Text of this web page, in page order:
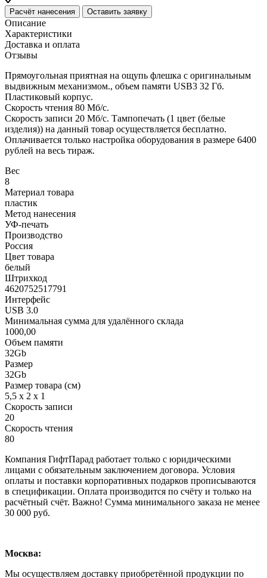
Расчёт нанесения Оставить заявку
Описание
Характеристики
Доставка и оплата
Отзывы
Прямоугольная приятная на ощупь флешка с оригинальным
выдвижным механизмом., объем памяти USB3 32 Гб.
Пластиковый корпус.
Скорость чтения 80 Мб/с.
Скорость записи 20 Мб/с. Тампопечать (1 цвет (белые
изделия)) на данный товар осуществляется бесплатно.
Оплачивается только настройка оборудования в размере 6400
рублей на весь тираж.
Вес
8
Материал товара
пластик
Метод нанесения
УФ-печать
Производство
Россия
Цвет товара
белый
Штрихкод
4620752517791
Интерфейс
USB 3.0
Минимальная сумма для удалённого склада
1000,00
Объем памяти
32Gb
Размер
32Gb
Размер товара (см)
5,5 х 2 х 1
Скорость записи
20
Скорость чтения
80
Компания ГифтПарад работает только с юридическими
лицами с обязательным заключением договора. Условия
оплаты и поставки корпоративных подарков прописываются
в спецификации. Оплата производится по счёту и только на
расчётный счёт. Важно! Сумма минимального заказа не менее
30 000 руб.
Москва:
Мы осуществляем доставку приобретённой продукции по